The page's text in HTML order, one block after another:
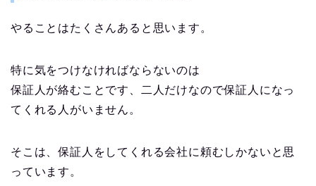
やることはたくさんあると思います。
特に気をつけなければならないのは
保証人が絡むことです、二人だけなので保証人になっ
てくれる人がいません。
そこは、保証人をしてくれる会社に頼むしかないと思
っています。